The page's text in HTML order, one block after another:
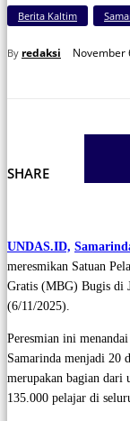
Berita Kaltim
By redaksi November
SHARE
UNDAS.ID,
meresmikan Satuan
Gratis (MBG) Bugis di
(6/11/2025).
Peresmian ini
Samarinda menjadi 20
merupakan bagian dari
135.000 pelajar di